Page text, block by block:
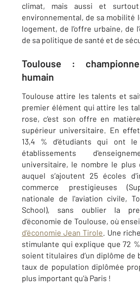
climat, mais aussi et
environnemental, de sa mobilité
logement, de l’offre urbaine, de
de sa politique de santé et de
Toulouse :
humain
Toulouse attire les talents et
premier élément qui attire les
rose, c’est son offre en
supérieur universitaire. En
13,4 % d’étudiants qui ont
établissements
universitaire, le nombre le plus
auquel s’ajoutent 25 écoles
commerce prestigieuses
nationale de l'aviation civile,
School), sans oublier la
d’économie de Toulouse, où
d’économie Jean Tirole. Une
stimulante qui explique que 72
soient titulaires d’un diplôme de
taux de population diplômée
plus important qu’à Paris !